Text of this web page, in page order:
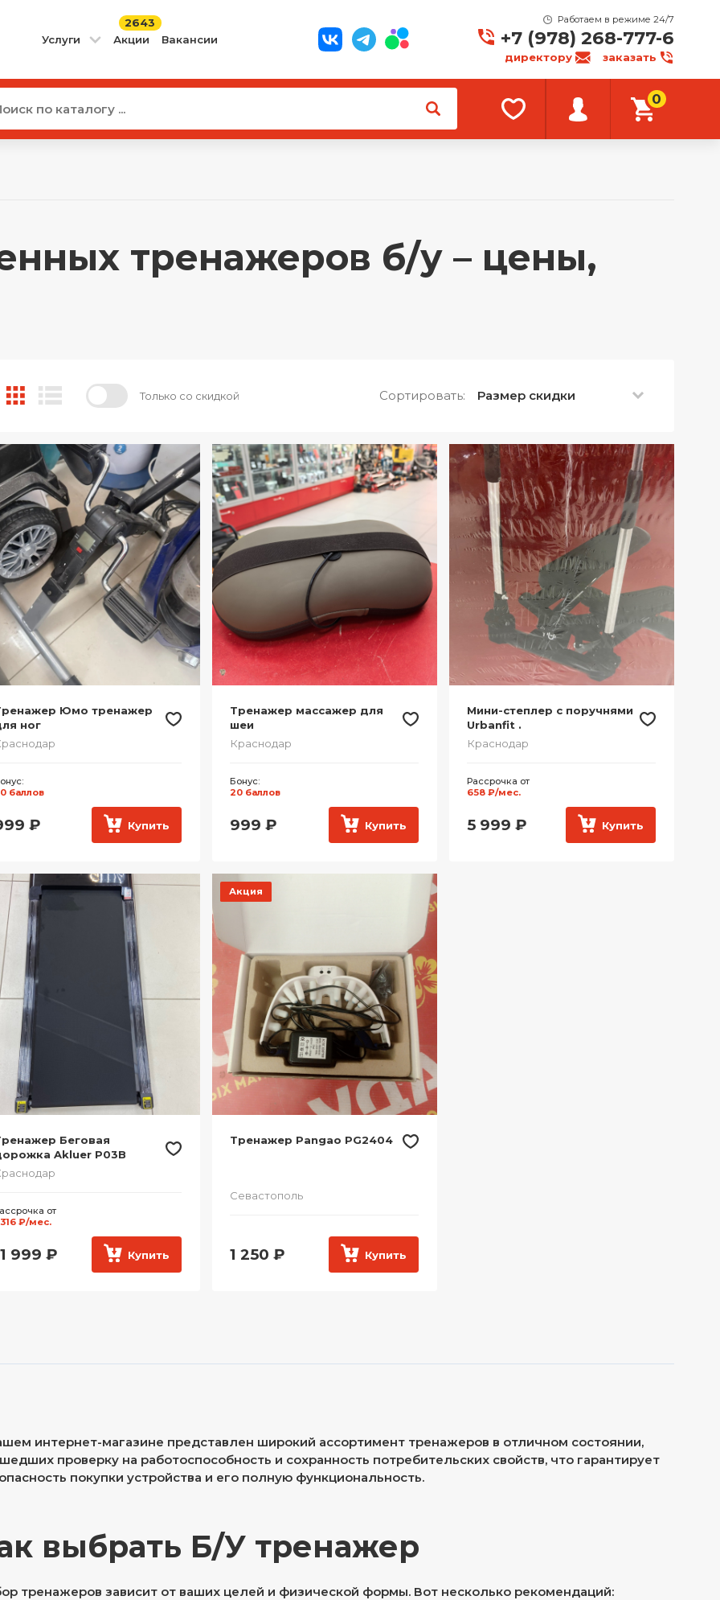
Услуги Акции
2643
Вакансии
Работаем в режиме 24/7
+7 (978) 268-777-6
директору заказать
0
тренажеров б/у – цены,
Только со скидкой Сортировать: Размер скидки
Юмо тренажер
ног
баллов
₽ Купить
Тренажер массажер для
шеи
Краснодар
Бонус:
20 баллов
999 ₽ Купить
Мини-степлер с поручнями
Urbanfit .
Краснодар
Рассрочка от
658 ₽/мес.
5 999 ₽ Купить
Беговая
Akluer P03B
от
316 ₽/мес.
999 ₽ Купить
Акция
Тренажер Pangao PG2404
Севастополь
1 250 ₽ Купить
интернет-магазине представлен широкий ассортимент тренажеров в отличном состоянии,
проверку на работоспособность и сохранность потребительских свойств, что гарантирует
покупки устройства и его полную функциональность.
выбрать Б/У тренажер
тренажеров зависит от ваших целей и физической формы. Вот несколько рекомендаций: